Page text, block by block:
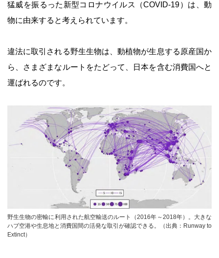
猛威を振るった新型コロナウイルス（COVID-19）は、動
物に由来すると考えられています。
違法に取引される野生生物は、動植物が生息する原産国か
ら、さまざまなルートをたどって、日本を含む消費国へと
運ばれるのです。
野生生物の密輸に利用された航空輸送のルート（2016年～2018年）。大きな
ハブ空港や生息地と消費国間の活発な取引が確認できる。（出典：Runway to
Extinct）